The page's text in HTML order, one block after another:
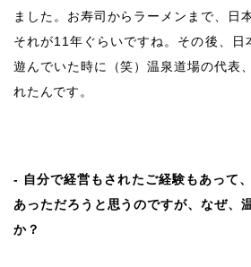
ました。お寿司からラーメンまで、日
それが11年ぐらいですね。その後、日
遊んでいた時に（笑）温泉道場の代表
れたんです。
‐ 自分で経営もされたご経験もあって
あっただろうと思うのですが、なぜ、
か？